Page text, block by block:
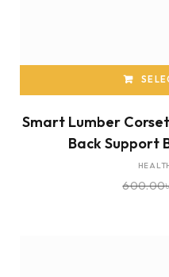
Smart Lumber
Back Support
600.00